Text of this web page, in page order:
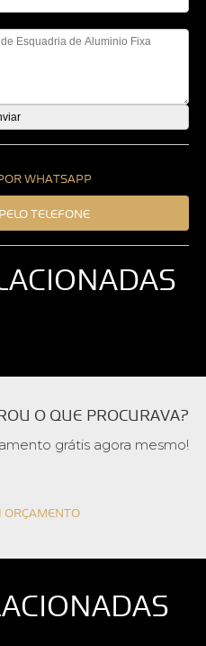
WHATSAPP
TELEFONE
O QUE PROCURAVA?
grátis agora mesmo!